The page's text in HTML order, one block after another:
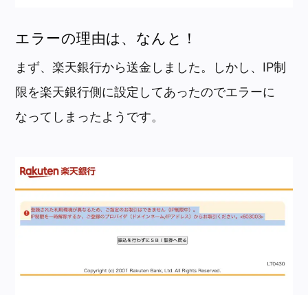
エラーの理由は、なんと！
まず、楽天銀行から送金しました。しかし、IP制
限を楽天銀行側に設定してあったのでエラーに
なってしまったようです。